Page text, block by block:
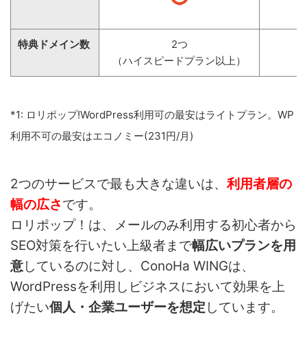
特典ドメイン数
2つ
（ハイスピードプラン以上）
*1: ロリポップ!WordPress利用可の最安はライトプラン。WP
利用不可の最安はエコノミー(231円/月)
2つのサービスで最も大きな違いは、利用者層の
幅の広さです。
ロリポップ！は、メールのみ利用する初心者から
SEO対策を行いたい上級者まで幅広いプランを用
意しているのに対し、ConoHa WINGは、
WordPressを利用しビジネスにおいて効果を上
げたい個人・企業ユーザーを想定 しています。